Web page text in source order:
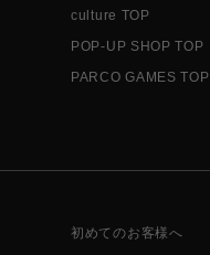
culture TOP
POP-UP SHOP TOP
PARCO GAMES TOP
初めてのお客様へ